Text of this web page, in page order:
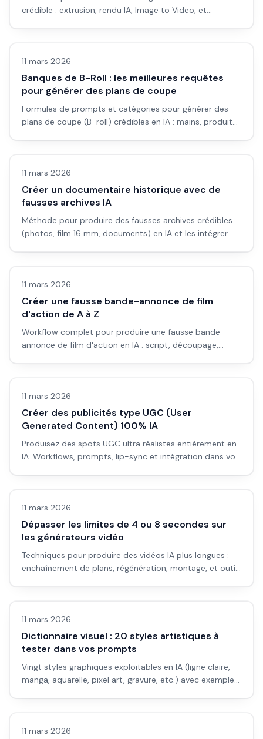
crédible : extrusion, rendu IA, Image to Video, et
Vidéo IA
11 mars 2026
Banques de B-Roll : les meilleures requêtes
pour générer des plans de coupe
Formules de prompts et catégories pour générer des
plans de coupe (B-roll) crédibles en IA : mains, produits,
Vidéo IA
11 mars 2026
Créer un documentaire historique avec de
fausses archives IA
Méthode pour produire des fausses archives crédibles
(photos, film 16 mm, documents) en IA et les intégrer
Vidéo IA
11 mars 2026
Créer une fausse bande-annonce de film
d'action de A à Z
Workflow complet pour produire une fausse bande-
annonce de film d'action en IA : script, découpage,
Vidéo IA
11 mars 2026
Créer des publicités type UGC (User
Generated Content) 100% IA
Produisez des spots UGC ultra réalistes entièrement en
IA. Workflows, prompts, lip-sync et intégration dans vos
Vidéo IA
11 mars 2026
Dépasser les limites de 4 ou 8 secondes sur
les générateurs vidéo
Techniques pour produire des vidéos IA plus longues :
enchaînement de plans, régénération, montage, et outils
Images IA
11 mars 2026
Dictionnaire visuel : 20 styles artistiques à
tester dans vos prompts
Vingt styles graphiques exploitables en IA (ligne claire,
manga, aquarelle, pixel art, gravure, etc.) avec exemples
Vidéo IA
11 mars 2026